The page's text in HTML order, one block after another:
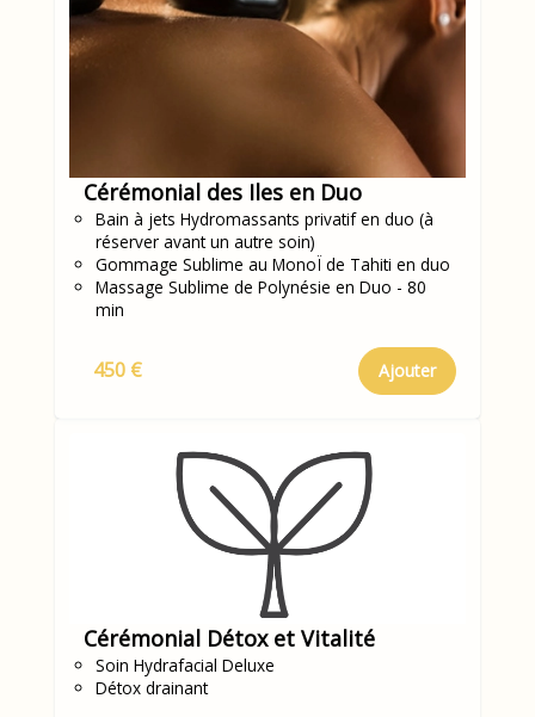
Cérémonial des Iles en Duo
Bain à jets Hydromassants privatif en duo (à
réserver avant un autre soin)
Gommage Sublime au MonoÏ de Tahiti en duo
Massage Sublime de Polynésie en Duo - 80
min
450 € Ajouter
Cérémonial Détox et Vitalité
Soin Hydrafacial Deluxe
Détox drainant